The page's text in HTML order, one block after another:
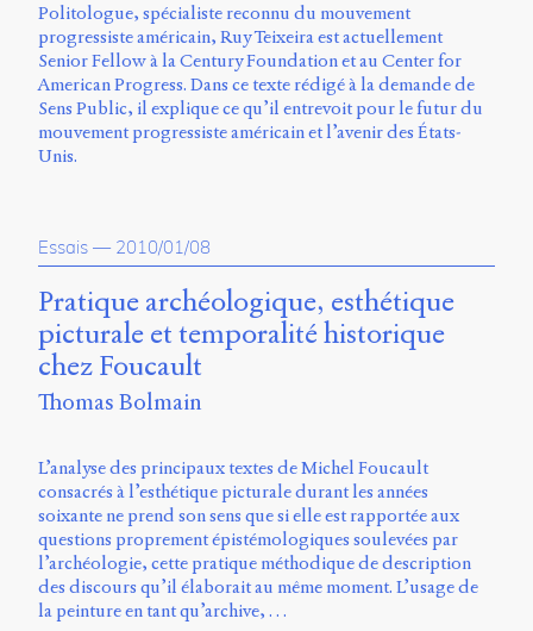
Politologue, spécialiste reconnu du mouvement
progressiste américain, Ruy Teixeira est actuellement
Senior Fellow à la Century Foundation et au Center for
American Progress. Dans ce texte rédigé à la demande de
Sens Public, il explique ce qu’il entrevoit pour le futur du
mouvement progressiste américain et l’avenir des États-
Unis.
Essais — 2010/01/08
Pratique archéologique, esthétique
picturale et temporalité historique
chez Foucault
Thomas Bolmain
L’analyse des principaux textes de Michel Foucault
consacrés à l’esthétique picturale durant les années
soixante ne prend son sens que si elle est rapportée aux
questions proprement épistémologiques soulevées par
l’archéologie, cette pratique méthodique de description
des discours qu’il élaborait au même moment. L’usage de
la peinture en tant qu’archive, …